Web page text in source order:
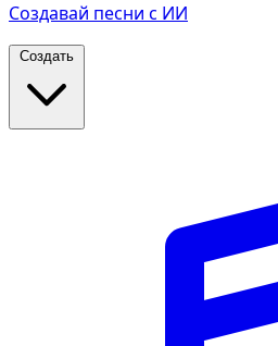
Создавай песни с ИИ
Создать